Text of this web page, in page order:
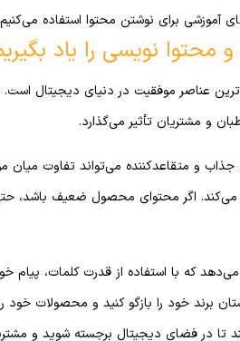
آموزشی برای نوشتن محتوا استفاده
محتوا نویسی را یاد
عناصر موفقیت در دنیای دیجیتال
و مشتریان تأثیر می‌گذارد.
جذاب و متقاعدکننده می‌تواند تفاوت
می‌کند. اگر محتوای محصول ضعیف باشد،
که با استفاده از قدرت کلمات، پیام
برند خود را بازگو کنید و محصولات
تا در فضای دیجیتال برجسته شوید و